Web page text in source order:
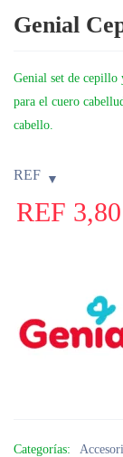
Genial
Genial set de cepillo
para el cuero
cabello.
REF
REF 3,80
Categorías: